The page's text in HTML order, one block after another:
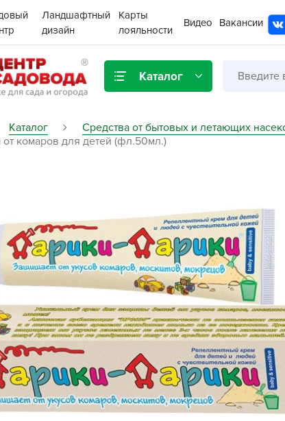
Ландшафтный
дизайн
Карты
лояльности
Видео Вакансии
Каталог
рассады и
семенной
горшечные
и
Каталог Средства от бытовых и летающих
комаров для детей (фл.50мл.)